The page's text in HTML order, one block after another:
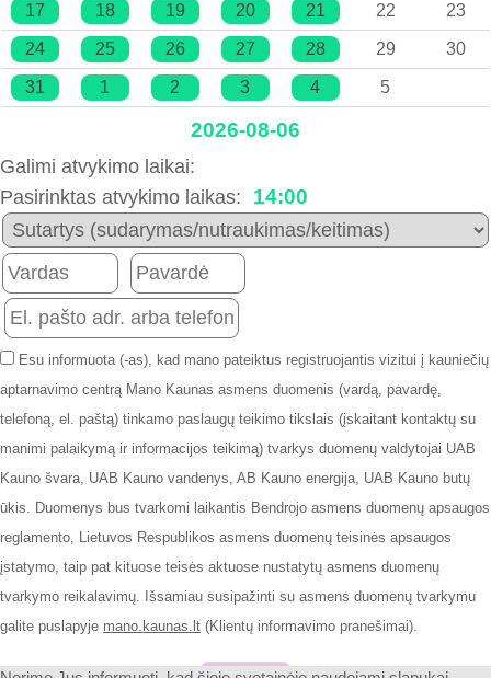
17 18 19 20 21 22 23
24 25 26 27 28 29 30
31 1 2 3 4 5
2026-08-06
Galimi atvykimo laikai:
Pasirinktas atvykimo laikas:
14:00
Esu informuota (-as), kad mano pateiktus registruojantis vizitui į kauniečių
aptarnavimo centrą Mano Kaunas asmens duomenis (vardą, pavardę,
telefoną, el. paštą) tinkamo paslaugų teikimo tikslais (įskaitant kontaktų su
manimi palaikymą ir informacijos teikimą) tvarkys duomenų valdytojai UAB
Kauno švara, UAB Kauno vandenys, AB Kauno energija, UAB Kauno butų
ūkis. Duomenys bus tvarkomi laikantis Bendrojo asmens duomenų apsaugos
reglamento, Lietuvos Respublikos asmens duomenų teisinės apsaugos
įstatymo, taip pat kituose teisės aktuose nustatytų asmens duomenų
tvarkymo reikalavimų. Išsamiau susipažinti su asmens duomenų tvarkymu
galite puslapyje mano.kaunas.lt (Klientų informavimo pranešimai).